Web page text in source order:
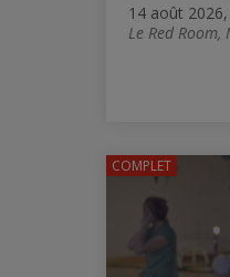
14 août
Le Red
COMPLET